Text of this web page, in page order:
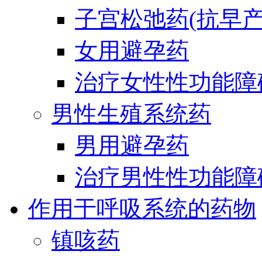
子宫松弛药(抗早
女用避孕药
治疗女性性功能
男性生殖系统药
男用避孕药
治疗男性性功能
作用于呼吸系统的药物
镇咳药